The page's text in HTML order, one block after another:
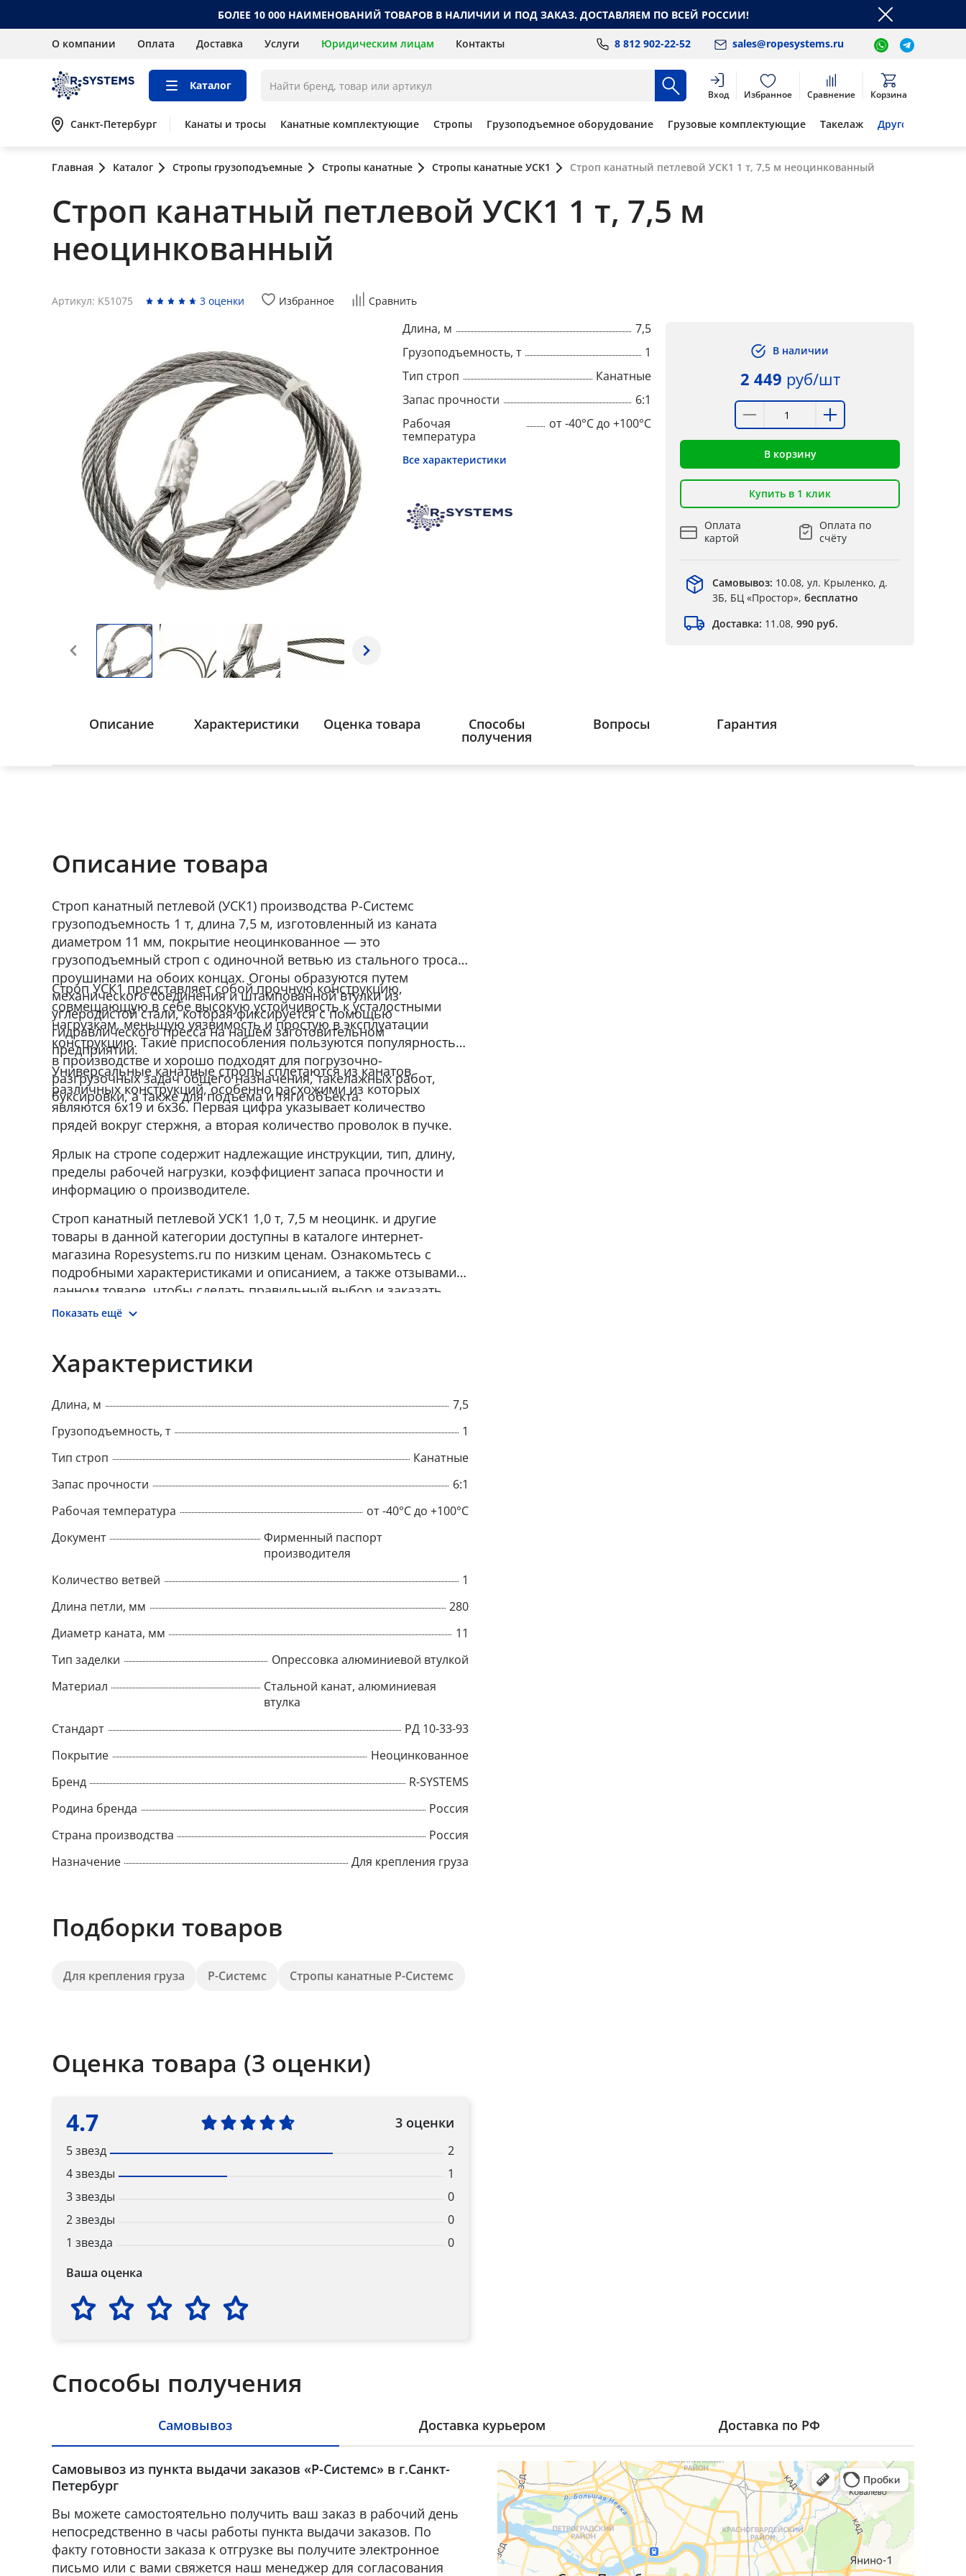
БОЛЕЕ 10 000 НАИМЕНОВАНИЙ ТОВАРОВ В НАЛИЧИИ И ПОД ЗАКАЗ. ДОСТАВЛЯЕМ ПО ВСЕЙ РОССИИ!
О компании Оплата Доставка Услуги Юридическим лицам Контакты 8 812 902-22-52 sales@ropesystems.ru
Каталог
Вход Избранное Сравнение Корзина
Санкт-Петербург Канаты и тросы Канатные комплектующие Стропы Грузоподъемное оборудование Грузовые комплектующие Такелаж Другое
Главная Каталог Стропы грузоподъемные Стропы канатные Стропы канатные УСК1 Строп канатный петлевой УСК1 1 т, 7,5 м неоцинкованный
Строп канатный петлевой УСК1 1 т, 7,5 м
неоцинкованный
Артикул: K51075 3 оценки Избранное Сравнить
Длина, м
7,5
Грузоподъемность, т
1
Тип строп
Канатные
Запас прочности
6:1
Рабочая
температура
от -40°C до +100°C
Все характеристики
В наличии
2 449 руб/шт
В корзину
Купить в 1 клик
Оплата
картой
Оплата по
счёту
Самовывоз: 10.08, ул. Крыленко, д.
3Б, БЦ «Простор», бесплатно
Доставка: 11.08, 990 руб.
Описание Характеристики Оценка товара Способы
получения
Вопросы Гарантия
Описание товара
Строп канатный петлевой (УСК1) производства Р-Системс
грузоподъемность 1 т, длина 7,5 м, изготовленный из каната
диаметром 11 мм, покрытие неоцинкованное — это
грузоподъемный строп c одиночной ветвью из стального троса с
проушинами на обоих концах. Огоны образуются путем
механического соединения и штампованной втулки из
углеродистой стали, которая фиксируется с помощью
гидравлического пресса на нашем заготовительном
предприятии.
Строп УСК1 представляет собой прочную конструкцию,
совмещающую в себе высокую устойчивость к усталостными
нагрузкам, меньшую уязвимость и простую в эксплуатации
конструкцию. Такие приспособления пользуются популярностью
в производстве и хорошо подходят для погрузочно-
разгрузочных задач общего назначения, такелажных работ,
буксировки, а также для подъема и тяги объекта.
Универсальные канатные стропы сплетаются из канатов
различных конструкций, особенно расхожими из которых
являются 6x19 и 6x36. Первая цифра указывает количество
прядей вокруг стержня, а вторая количество проволок в пучке.
Ярлык на стропе содержит надлежащие инструкции, тип, длину,
пределы рабочей нагрузки, коэффициент запаса прочности и
информацию о производителе.
Строп канатный петлевой УСК1 1,0 т, 7,5 м неоцинк. и другие
товары в данной категории доступны в каталоге интернет-
магазина Ropesystems.ru по низким ценам. Ознакомьтесь с
подробными характеристиками и описанием, а также отзывами о
данном товаре, чтобы сделать правильный выбор и заказать
товар онлайн.
Показать ещё
Характеристики
Длина, м
7,5
Грузоподъемность, т
1
Тип строп
Канатные
Запас прочности
6:1
Рабочая температура
от -40°C до +100°C
Документ
Фирменный паспорт
производителя
Количество ветвей
1
Длина петли, мм
280
Диаметр каната, мм
11
Тип заделки
Опрессовка алюминиевой втулкой
Материал
Стальной канат, алюминиевая
втулка
Стандарт
РД 10-33-93
Покрытие
Неоцинкованное
Бренд
R-SYSTEMS
Родина бренда
Россия
Страна производства
Россия
Назначение
Для крепления груза
Подборки товаров
Для крепления груза Р-Системс Стропы канатные Р-Системс
Оценка товара (3 оценки)
4.7 3 оценки
5 звезд
2
4 звезды
1
3 звезды
0
2 звезды
0
1 звезда
0
Ваша оценка
Способы получения
Самовывоз Доставка курьером Доставка по РФ
Самовывоз из пункта выдачи заказов «Р-Системс» в г.Санкт-
Петербург
Вы можете самостоятельно получить ваш заказ в рабочий день
непосредственно в часы работы пункта выдачи заказов. По
факту готовности заказа к отгрузке вы получите электронное
письмо или с вами свяжется наш менеджер для согласования
Popup
Title